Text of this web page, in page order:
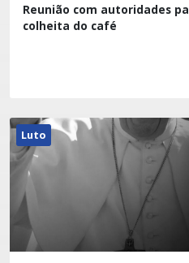
Reunião com autoridades
colheita do café
Luto